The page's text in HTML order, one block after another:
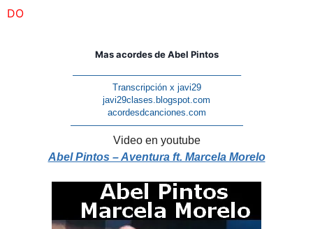
DO
Mas acordes de Abel Pintos
——————————————————–
Transcripción x javi29
javi29clases.blogspot.com
acordesdcanciones.com
———————————————————
Video en youtube
Abel Pintos – Aventura ft. Marcela Morelo